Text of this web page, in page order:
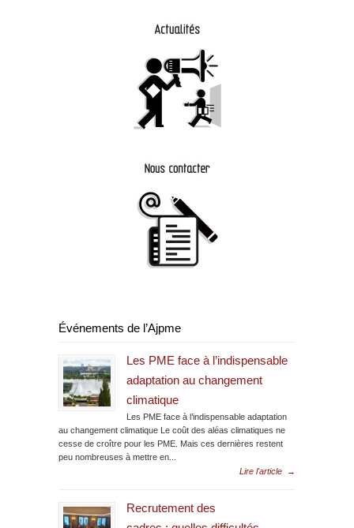
Événements de l’Ajpme
Les PME face à l’indispensable
adaptation au changement
climatique
Les PME face à l’indispensable adaptation
au changement climatique Le coût des aléas climatiques ne
cesse de croître pour les PME. Mais ces dernières restent
peu nombreuses à mettre en...
Lire l'article
→
Recrutement des